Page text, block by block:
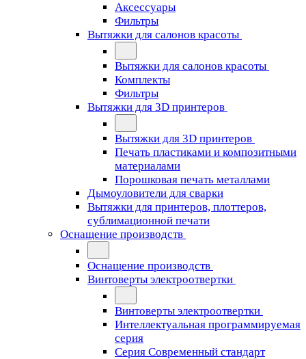
Аксессуары
Фильтры
Вытяжки для салонов красоты
Вытяжки для салонов красоты
Комплекты
Фильтры
Вытяжки для 3D принтеров
Вытяжки для 3D принтеров
Печать пластиками и композитными
материалами
Порошковая печать металлами
Дымоуловители для сварки
Вытяжки для принтеров, плоттеров,
сублимационной печати
Оснащение производств
Оснащение производств
Винтоверты электроотвертки
Винтоверты электроотвертки
Интеллектуальная программируемая
серия
Серия Современный стандарт